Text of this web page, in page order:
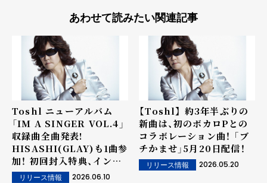
あわせて読みたい関連記事
Toshl ニューアルバム
「IM A SINGER VOL.4」
収録曲全曲発表!
HISASHI(GLAY)も1曲参
加！ 初回封入特典、インタ
ビュー掲載誌情報も更新!
リリース情報 2026.06.10
【Toshl】 約3年半ぶりの
新曲は、初のボカロPとの
コラボレーション曲！ 「ブ
チかませ」5月20日配信！
リリース情報 2026.05.20